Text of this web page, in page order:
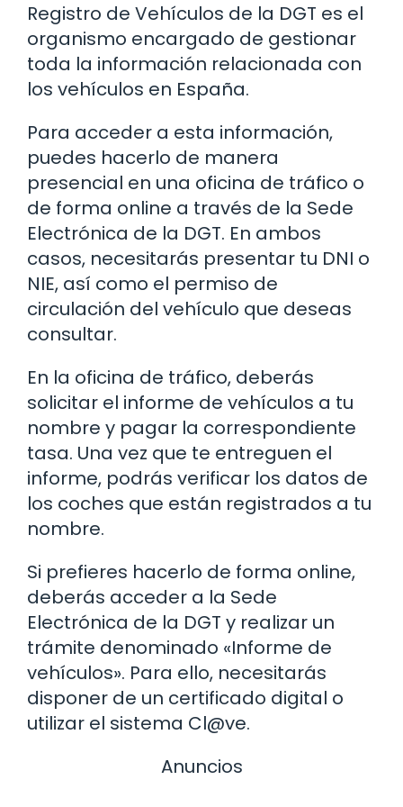
Registro de Vehículos de la DGT es el
organismo encargado de gestionar
toda la información relacionada con
los vehículos en España.
Para acceder a esta información,
puedes hacerlo de manera
presencial en una oficina de tráfico o
de forma online a través de la Sede
Electrónica de la DGT. En ambos
casos, necesitarás presentar tu DNI o
NIE, así como el permiso de
circulación del vehículo que deseas
consultar.
En la oficina de tráfico, deberás
solicitar el informe de vehículos a tu
nombre y pagar la correspondiente
tasa. Una vez que te entreguen el
informe, podrás verificar los datos de
los coches que están registrados a tu
nombre.
Si prefieres hacerlo de forma online,
deberás acceder a la Sede
Electrónica de la DGT y realizar un
trámite denominado «Informe de
vehículos». Para ello, necesitarás
disponer de un certificado digital o
utilizar el sistema Cl@ve.
Anuncios